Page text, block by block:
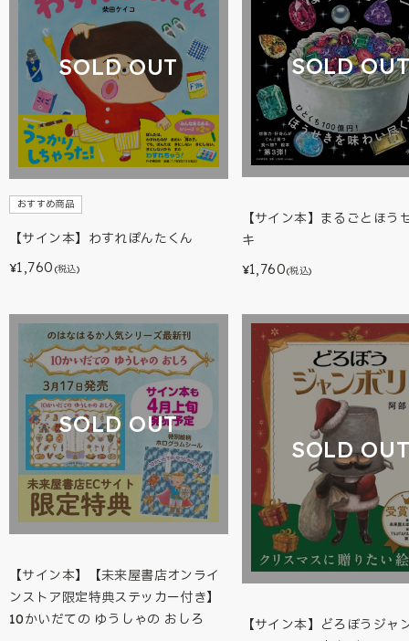
SOLD OUT
おすすめ商品
【サイン本】わすれぽんたくん
¥1,760 (税込)
SOLD
【サイン本】まるごとほう
キ
¥1,760(税込)
SOLD OUT
【サイン本】【未来屋書店オンライ
ンストア限定特典ステッカー付き】
10かいだての ゆうしゃの おしろ
SOLD
【サイン本】どろぼうジ